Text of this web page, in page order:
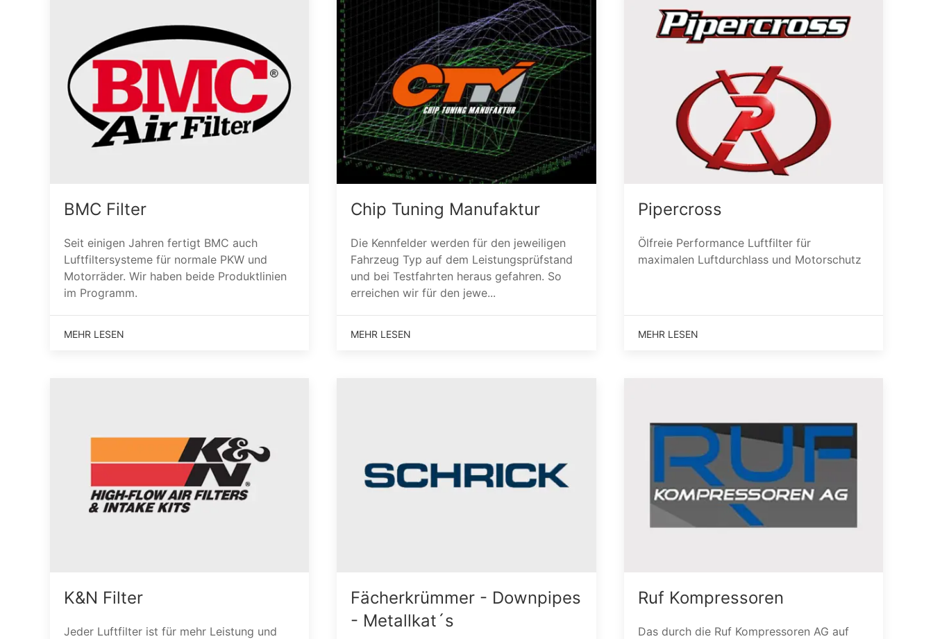
BMC Filter
Seit einigen Jahren fertigt BMC auch
Luftfiltersysteme für normale PKW und
Motorräder. Wir haben beide Produktlinien
im Programm.
MEHR LESEN
Chip Tuning Manufaktur
Die Kennfelder werden für den jeweiligen
Fahrzeug Typ auf dem Leistungsprüfstand
und bei Testfahrten heraus gefahren. So
erreichen wir für den jewe...
MEHR LESEN
Pipercross
Ölfreie Performance Luftfilter für
maximalen Luftdurchlass und Motorschutz
MEHR LESEN
K&N Filter
Jeder Luftfilter ist für mehr Leistung und
Fächerkrümmer - Downpipes
- Metallkat´s
Ruf Kompressoren
Das durch die Ruf Kompressoren AG auf